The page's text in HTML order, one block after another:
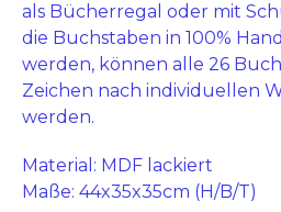
als Bücherregal oder mit
die Buchstaben in 100%
werden, können alle 26
Zeichen nach individuellen
werden.
Material: MDF lackiert
Maße: 44x35x35cm (H/B/T)